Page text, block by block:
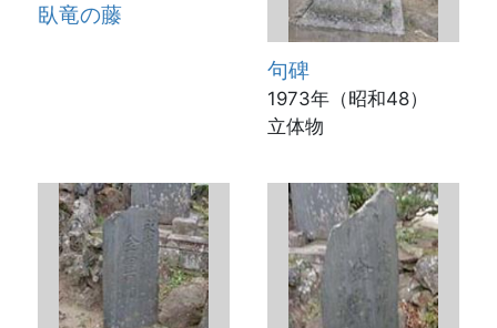
臥竜の藤
句碑
1973年（昭和48）
立体物